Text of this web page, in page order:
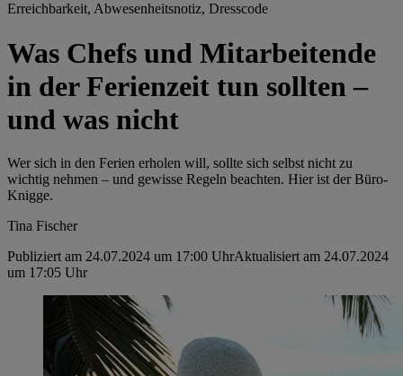
Erreichbarkeit, Abwesenheitsnotiz, Dresscode
Was Chefs und Mitarbeitende
in der Ferienzeit tun sollten –
und was nicht
Wer sich in den Ferien erholen will, sollte sich selbst nicht zu
wichtig nehmen – und gewisse Regeln beachten. Hier ist der Büro-
Knigge.
Tina Fischer
Publiziert am 24.07.2024 um 17:00 UhrAktualisiert am 24.07.2024
um 17:05 Uhr